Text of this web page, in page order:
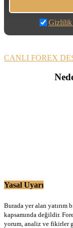
Gizlilik
CANLI FOREX
Yasal Uyarı
Burada yer alan yatırım
kapsamında değildir.
yorum, analiz ve fikirler